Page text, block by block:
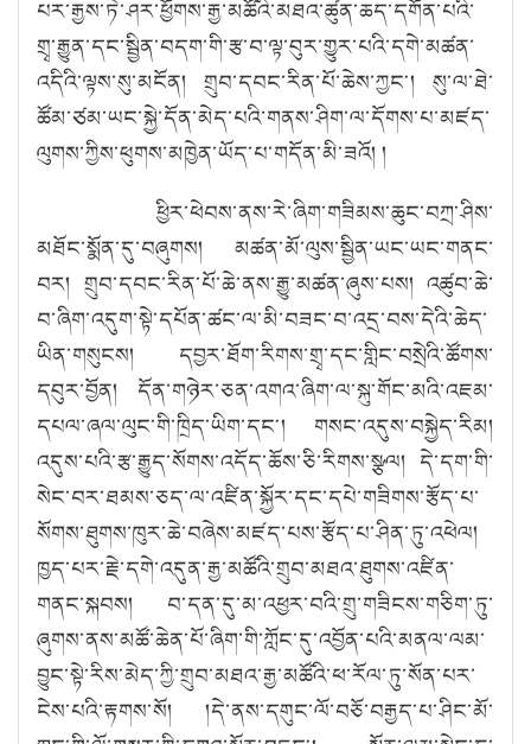
པར་རྒྱས་ཏེ་ཤར་ཕྱོགས་རྒྱ་མཚོའི་མཐའ་ཚུན་ཆད་དགོན་པའི་
གྲྭ་རྒྱུན་དང་སྦྱིན་བདག་གི་རྩ་བ་ལྟ་བུར་གྱུར་པའི་དགེ་མཚན་
འདིའི་ལྟས་སུ་མངོན། གྲུབ་དབང་རིན་པོ་ཆེས་ཀྱང༌། སུ་ལ་ཐེ་
ཚོམ་ཙམ་ཡང་སྐྱེ་དོན་མེད་པའི་གནས་ཤིག་ལ་དོགས་པ་མཛད་
ལུགས་ཀྱིས་ཕུགས་མཁྱེན་ཡོད་པ་གདོན་མི་ཟའོ། །
ཕྱིར་ཕེབས་ནས་རེ་ཞིག་གཟིམས་ཆུང་བཀྲ་ཤིས་
མཐོང་སྨོན་དུ་བཞུགས། མཚན་མོ་ལུས་སྦྱིན་ཡང་ཡང་གནང་
བར། གྲུབ་དབང་རིན་པོ་ཆེ་ནས་རྒྱུ་མཚན་ཞུས་པས། འཚུབ་ཆེ་
བ་ཞིག་འདུག་སྟེ་དཔོན་ཚང་ལ་མི་བཟང་བ་འདྲ་བས་དེའི་ཆེད་
ཡིན་གསུངས། དབྱར་ཐོག་རིགས་གྲྭ་དང་གླིང་བསྲེའི་ཚོགས་
དབུར་བྱོན། དོན་གཉེར་ཅན་འགའ་ཞིག་ལ་སྐུ་གོང་མའི་འཇམ་
དཔལ་ཞལ་ལུང་གི་ཁྲིད་ཡིག་དང༌། གསང་འདུས་བསྐྱེད་རིམ།
འདུས་པའི་རྩ་རྒྱུད་སོགས་འདོད་ཆོས་ཅི་རིགས་སྩལ། དེ་དག་གི་
སེང་བར་ཐམས་ཅད་ལ་འཛིན་སྐྱོར་དང་དཔེ་གཟིགས་རྩོད་པ་
སོགས་ཐུགས་ཁུར་ཆེ་བཞེས་མཛད་པས་རྩོད་པ་ཤིན་ཏུ་འཕེལ།
ཁྱད་པར་རྗེ་དགེ་འདུན་རྒྱ་མཚོའི་གྲུབ་མཐའ་ཐུགས་འཛིན་
གནང་སྐབས། བ་དན་དུ་མ་འཕྱར་བའི་གྲུ་གཟིངས་གཅིག་ཏུ་
ཞུགས་ནས་མཚོ་ཆེན་པོ་ཞིག་གི་ཀློང་དུ་འབྱོན་པའི་མནལ་ལམ་
བྱུང་སྟེ་རིས་མེད་ཀྱི་གྲུབ་མཐའ་རྒྱ་མཚོའི་ཕ་རོལ་ཏུ་སོན་པར་
ངེས་པའི་རྟགས་སོ། །དེ་ནས་དགུང་ལོ་བཅོ་བརྒྱད་པ་ཤིང་མོ་